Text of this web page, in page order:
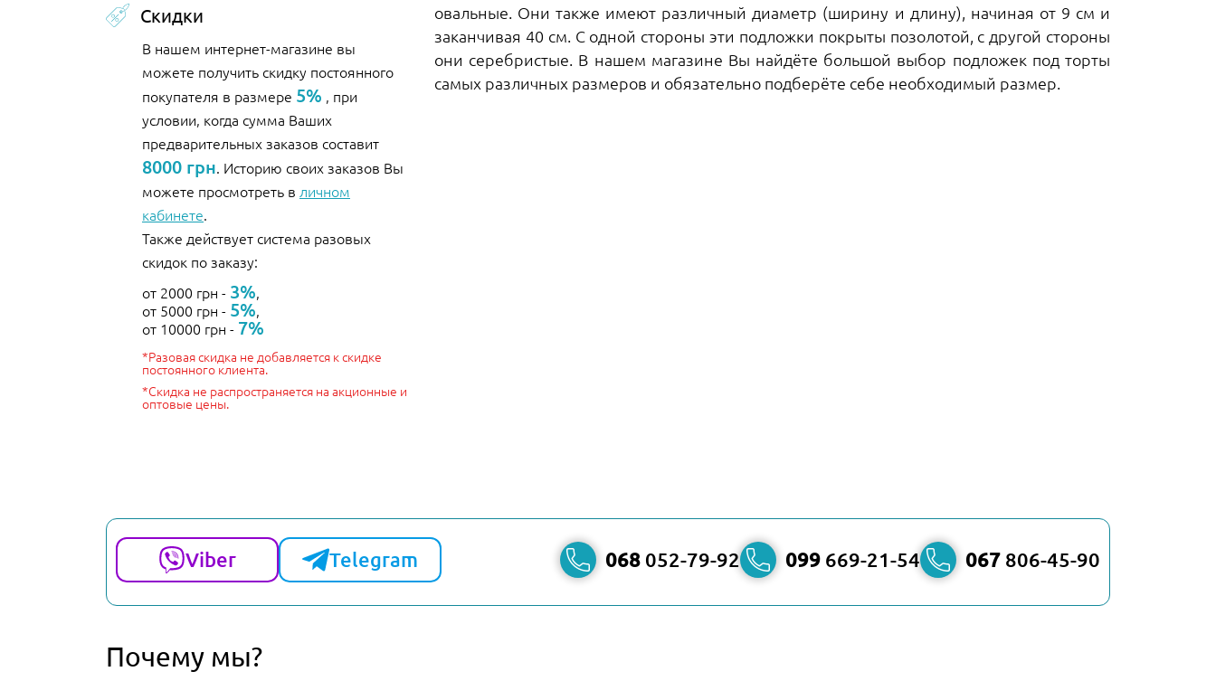
Скидки
В нашем интернет-магазине вы
можете получить скидку постоянного
покупателя в размере 5% , при
условии, когда сумма Ваших
предварительных заказов составит
8000 грн. Историю своих заказов Вы
можете просмотреть в личном
кабинете.
Также действует система разовых
скидок по заказу:
от 2000 грн - 3%,
от 5000 грн - 5%,
от 10000 грн - 7%
*Разовая скидка не добавляется к скидке
постоянного клиента.
*Скидка не распространяется на акционные и
оптовые цены.
овальные. Они также имеют различный диаметр (ширину и длину), начиная от 9 см и
заканчивая 40 см. С одной стороны эти подложки покрыты позолотой, с другой стороны
они серебристые. В нашем магазине Вы найдёте большой выбор подложек под торты
самых различных размеров и обязательно подберёте себе необходимый размер.
068 052-79-92 099 669-21-54 067 806-45-90
Viber Telegram
Почему мы?